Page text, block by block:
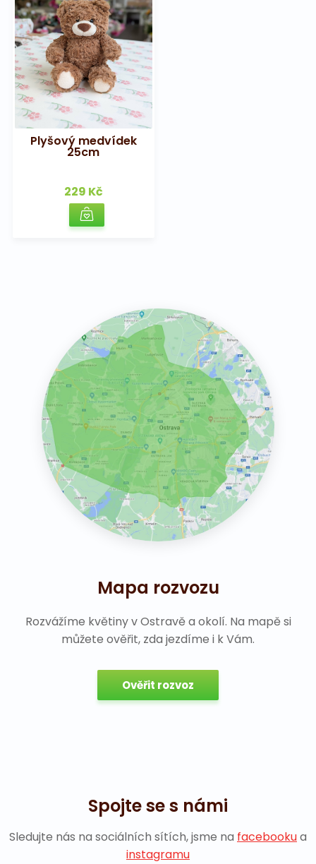
Plyšový medvídek
25cm
229 Kč
Mapa rozvozu
Rozvážíme květiny v Ostravě a okolí. Na mapě si
můžete ověřit, zda jezdíme i k Vám.
Ověřit rozvoz
Spojte se s námi
Sledujte nás na sociálních sítích, jsme na facebookua
instagramu